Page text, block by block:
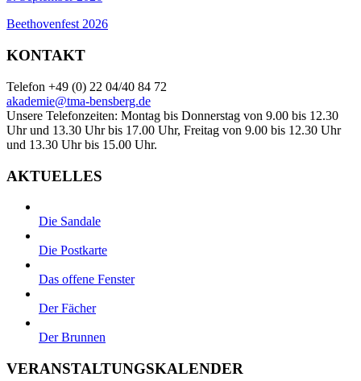
Beethovenfest 2026
KONTAKT
Telefon +49 (0) 22 04/40 84 72
akademie@tma-bensberg.de
Unsere Telefonzeiten: Montag bis Donnerstag von 9.00 bis 12.30
Uhr und 13.30 Uhr bis 17.00 Uhr, Freitag von 9.00 bis 12.30 Uhr
und 13.30 Uhr bis 15.00 Uhr.
AKTUELLES
Die Sandale
Die Postkarte
Das offene Fenster
Der Fächer
Der Brunnen
VERANSTALTUNGSKALENDER